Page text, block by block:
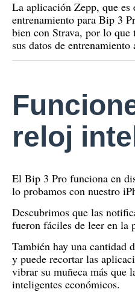
La aplicación Zepp, que es
entrenamiento para Bip 3
bien con Strava, por lo
sus datos de entrenamiento
reloj
El Bip 3 Pro funciona en
lo probamos con nuestro
Descubrimos que las
fueron fáciles de leer en la
También hay una cantidad
y puede recortar las
vibrar su muñeca más que
inteligentes económicos.